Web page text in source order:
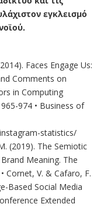
εγκλεισμό
Faces Engage Us:
Comments on
in Computing
974 • Business of
statistics/
(2019). The Semiotic
Meaning. The
Cornet, V. & Cafaro, F.
Based Social Media
Extended